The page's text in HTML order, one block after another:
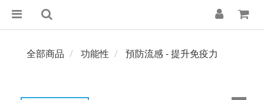
全部商品 功能性 預防流感 - 提升免疫力